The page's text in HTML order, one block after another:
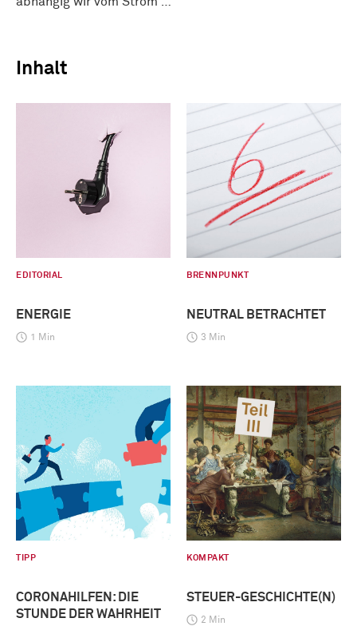
Inhalt
EDITORIAL
ENERGIE
1 Min
BRENNPUNKT
NEUTRAL BETRACHTET
3 Min
TIPP
CORONAHILFEN: DIE
STUNDE DER WAHRHEIT
KOMPAKT
STEUER-GESCHICHTE(N)
2 Min